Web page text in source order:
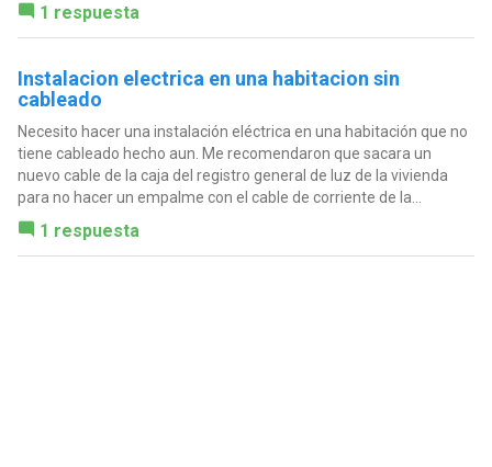
1 respuesta
Instalacion electrica en una habitacion sin
cableado
Necesito hacer una instalación eléctrica en una habitación que no
tiene cableado hecho aun. Me recomendaron que sacara un
nuevo cable de la caja del registro general de luz de la vivienda
para no hacer un empalme con el cable de corriente de la...
1 respuesta